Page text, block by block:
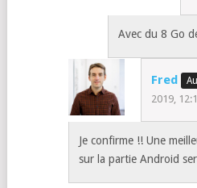
Avec du 8 Go
Fred
2019,
Je confirme !! Une
sur la partie Android